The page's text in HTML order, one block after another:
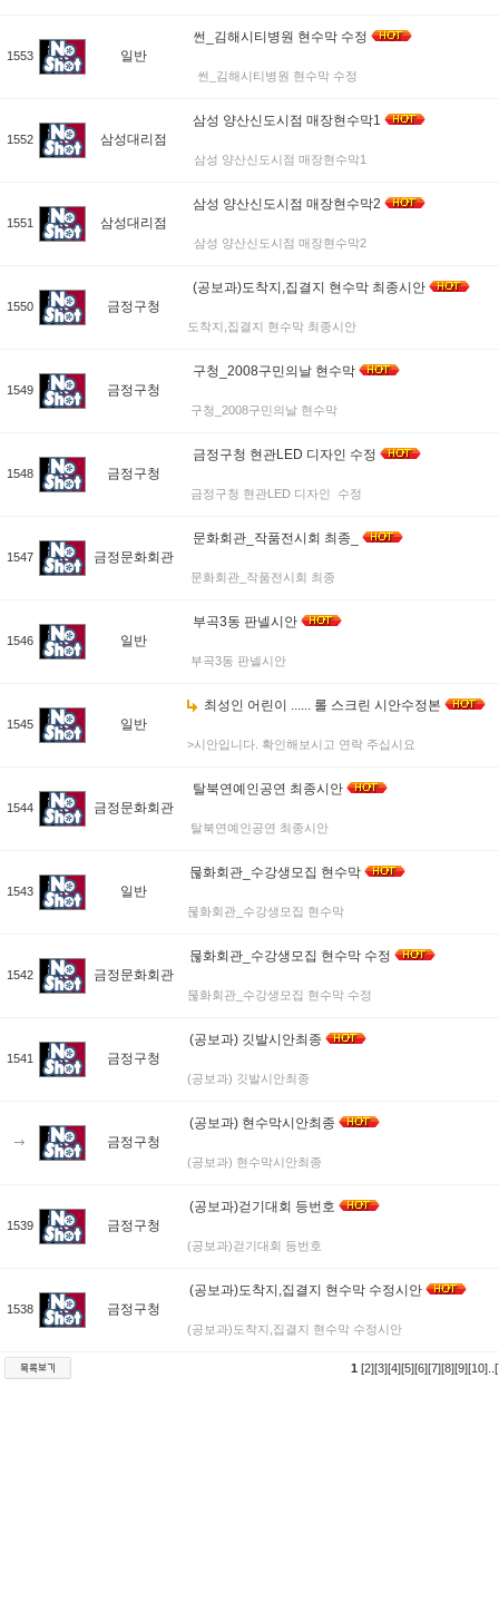
1553 일반
썬_김해시티병원 현수막 수정
썬_김해시티병원 현수막 수정
1552 삼성대리점
삼성 양산신도시점 매장현수막1
삼성 양산신도시점 매장현수막1
1551 삼성대리점
삼성 양산신도시점 매장현수막2
삼성 양산신도시점 매장현수막2
1550 금정구청
(공보과)도착지,집결지 현수막 최종시안
도착지,집결지 현수막 최종시안
1549 금정구청
구청_2008구민의날 현수막
구청_2008구민의날 현수막
1548 금정구청
금정구청 현관LED 디자인 수정
금정구청 현관LED 디자인 수정
1547 금정문화회관
문화회관_작품전시회 최종_
문화회관_작품전시회 최종
1546 일반
부곡3동 판넬시안
부곡3동 판넬시안
1545 일반
최성인 어린이 ...... 롤 스크린 시안수정본
>시안입니다. 확인해보시고 연락 주십시요
1544 금정문화회관
탈북연예인공연 최종시안
탈북연예인공연 최종시안
1543 일반
묺화회관_수강생모집 현수막
묺화회관_수강생모집 현수막
1542 금정문화회관
묺화회관_수강생모집 현수막 수정
묺화회관_수강생모집 현수막 수정
1541 금정구청
(공보과) 깃발시안최종
(공보과) 깃발시안최종
금정구청
(공보과) 현수막시안최종
(공보과) 현수막시안최종
1539 금정구청
(공보과)걷기대회 등번호
(공보과)걷기대회 등번호
1538 금정구청
(공보과)도착지,집결지 현수막 수정시안
(공보과)도착지,집결지 현수막 수정시안
1 [2][3][4][5][6][7][8][9][10]